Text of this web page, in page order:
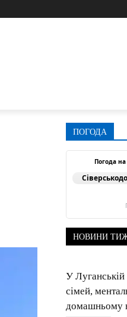
ПОГОДА
Погода
НОВИНИ
У
сімей,
домашньому